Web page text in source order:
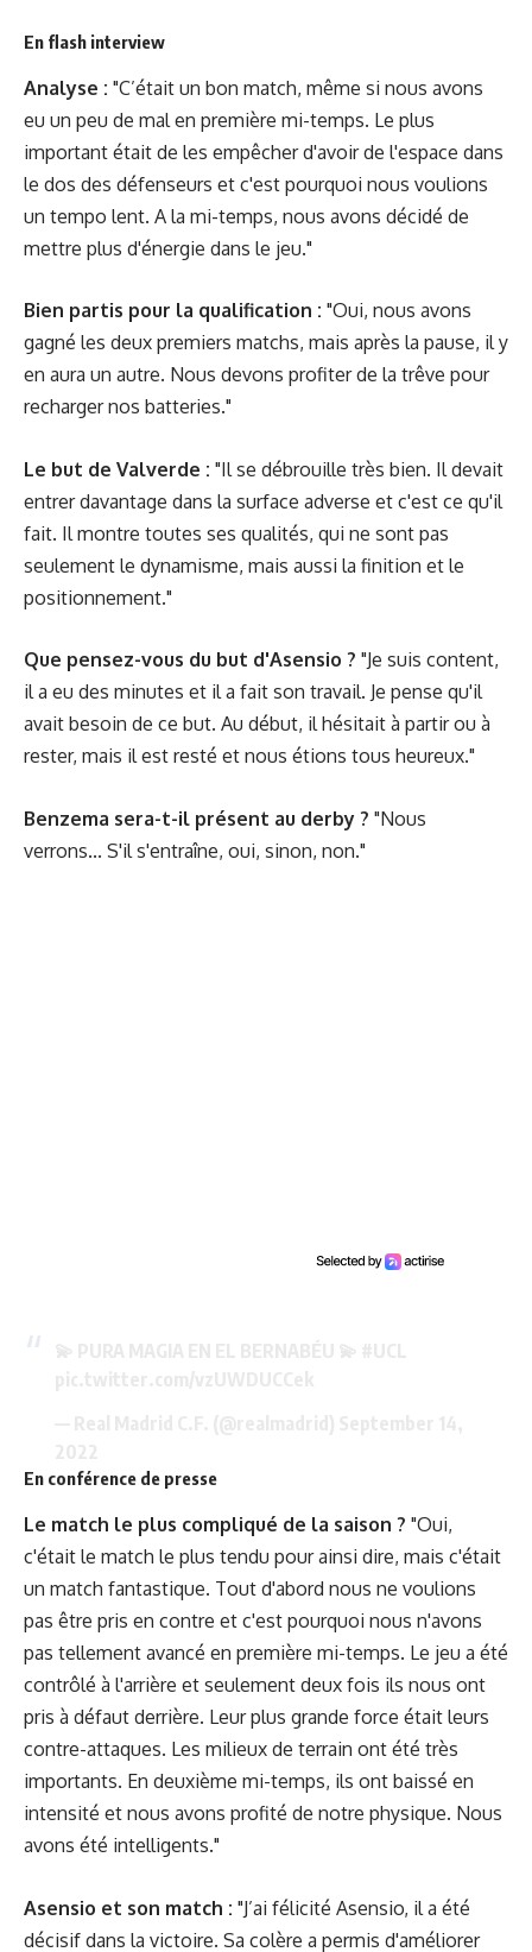
En flash interview
Analyse : "C’était un bon match, même si nous avons
eu un peu de mal en première mi-temps. Le plus
important était de les empêcher d'avoir de l'espace dans
le dos des défenseurs et c'est pourquoi nous voulions
un tempo lent. A la mi-temps, nous avons décidé de
mettre plus d'énergie dans le jeu."
Bien partis pour la qualification : "Oui, nous avons
gagné les deux premiers matchs, mais après la pause, il y
en aura un autre. Nous devons profiter de la trêve pour
recharger nos batteries."
Le but de Valverde : "Il se débrouille très bien. Il devait
entrer davantage dans la surface adverse et c'est ce qu'il
fait. Il montre toutes ses qualités, qui ne sont pas
seulement le dynamisme, mais aussi la finition et le
positionnement."
Que pensez-vous du but d'Asensio ? "Je suis content,
il a eu des minutes et il a fait son travail. Je pense qu'il
avait besoin de ce but. Au début, il hésitait à partir ou à
rester, mais il est resté et nous étions tous heureux."
Benzema sera-t-il présent au derby ? "Nous
verrons... S'il s'entraîne, oui, sinon, non."
En conférence de presse
Le match le plus compliqué de la saison ? "Oui,
c'était le match le plus tendu pour ainsi dire, mais c'était
un match fantastique. Tout d'abord nous ne voulions
pas être pris en contre et c'est pourquoi nous n'avons
pas tellement avancé en première mi-temps. Le jeu a été
contrôlé à l'arrière et seulement deux fois ils nous ont
pris à défaut derrière. Leur plus grande force était leurs
contre-attaques. Les milieux de terrain ont été très
importants. En deuxième mi-temps, ils ont baissé en
intensité et nous avons profité de notre physique. Nous
avons été intelligents."
Asensio et son match : "J’ai félicité Asensio, il a été
décisif dans la victoire. Sa colère a permis d'améliorer